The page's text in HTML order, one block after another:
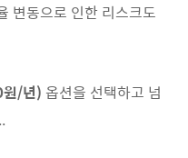
변동으로 인한 리스크도
/년) 옵션을 선택하고 넘